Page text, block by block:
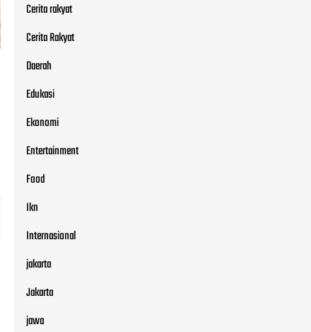
Cerita rakyat
Cerita Rakyat
Daerah
Edukasi
Ekonomi
Entertainment
Food
Ikn
Internasional
jakarta
Jakarta
jawa